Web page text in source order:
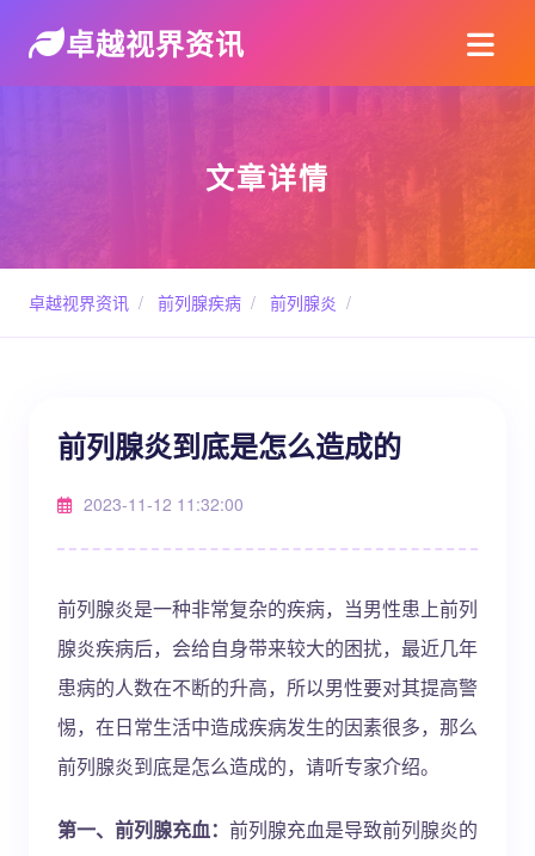
卓越视界资讯
文章详情
卓越视界资讯 / 前列腺疾病 / 前列腺炎 /
前列腺炎到底是怎么造成的
2023-11-12 11:32:00
前列腺炎是一种非常复杂的疾病，当男性患上前列
腺炎疾病后，会给自身带来较大的困扰，最近几年
患病的人数在不断的升高，所以男性要对其提高警
惕，在日常生活中造成疾病发生的因素很多，那么
前列腺炎到底是怎么造成的，请听专家介绍。
第一、前列腺充血： 前列腺充血是导致前列腺炎的